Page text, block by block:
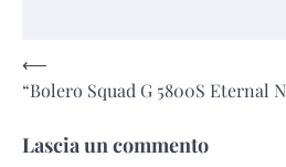
Navigazione
articoli
⟵
“Bolero Squad G 5800S Eternal
Lascia un commento